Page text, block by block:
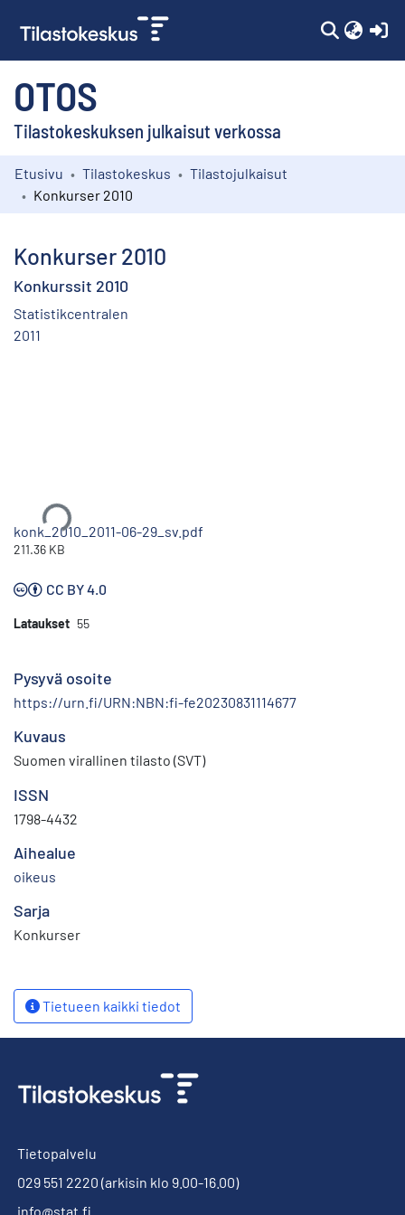
OTOS
Tilastokeskuksen julkaisut verkossa
Kokoelmat
Etusivu Tilastokeskus
Tilastojulkaisut
Konkurser 2010
Konkurser 2010
Konkurssit 2010
Statistikcentralen
2011
konk_2010_2011-06-29_sv.pdf
211.36 KB
CC BY 4.0
Lataukset 55
Pysyvä osoite
https://urn.fi/URN:NBN:fi-fe20230831114677
Kuvaus
Suomen virallinen tilasto (SVT)
ISSN
1798-4432
Aihealue
oikeus
Sarja
Konkurser
Tietueen kaikki tiedot
Tietopalvelu
029 551 2220 (arkisin klo 9.00-16.00)
info@stat.fi